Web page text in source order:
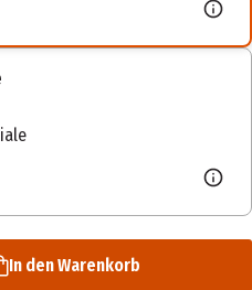
In den Warenkorb